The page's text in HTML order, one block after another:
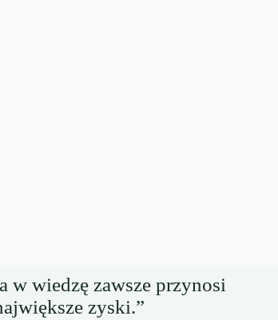
w wiedzę zawsze przynosi
zyski.”